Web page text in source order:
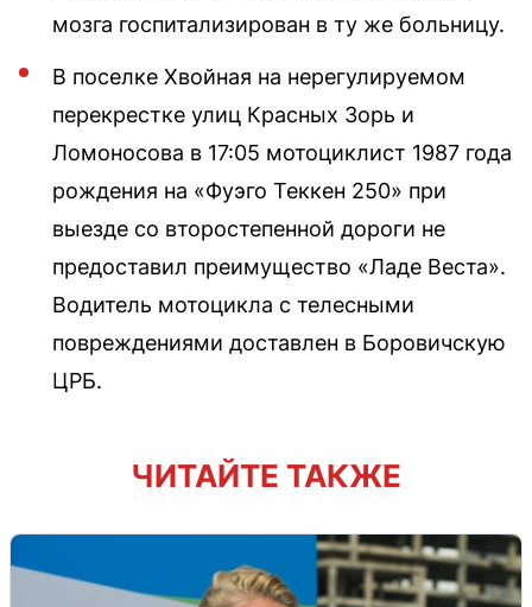
мозга госпитализирован в ту же больницу.
В поселке Хвойная на нерегулируемом
перекрестке улиц Красных Зорь и
Ломоносова в 17:05 мотоциклист 1987 года
рождения на «Фуэго Теккен 250» при
выезде со второстепенной дороги не
предоставил преимущество «Ладе Веста».
Водитель мотоцикла с телесными
повреждениями доставлен в Боровичскую
ЦРБ.
ЧИТАЙТЕ ТАКЖЕ